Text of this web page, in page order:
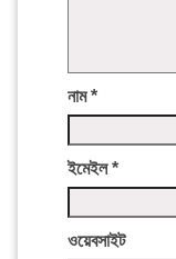
নাম*
ইমেইল*
ওয়েবসাইট